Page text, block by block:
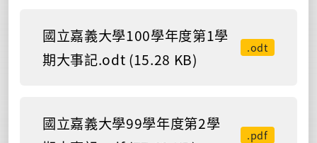
國立嘉義大學100學年度第1學
期大事記.odt (15.28 KB)
.odt
國立嘉義大學99學年度第2學
.pdf